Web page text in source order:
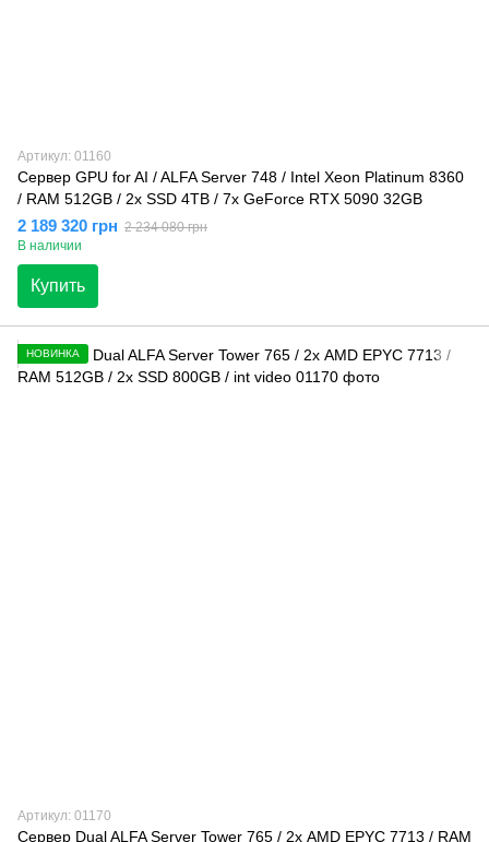
Артикул: 01160
Сервер GPU for AI / ALFA Server 748 / Intel Xeon Platinum 8360
/ RAM 512GB / 2x SSD 4TB / 7x GeForce RTX 5090 32GB
2 189 320 грн 2 234 080 грн
В наличии
Купить
НОВИНКА
Артикул: 01170
Сервер Dual ALFA Server Tower 765 / 2х AMD EPYC 7713 / RAM